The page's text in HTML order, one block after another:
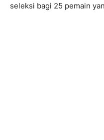
seleksi bagi 25 pemain